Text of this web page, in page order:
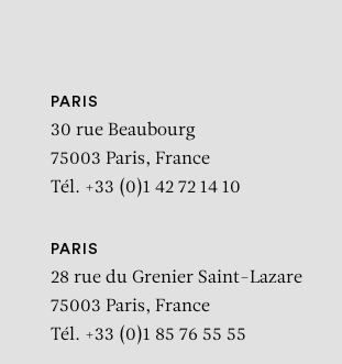
PARIS
30 rue Beaubourg
75003 Paris, France
Tél. +33 (0)1 42 72 14 10
PARIS
28 rue du Grenier Saint-Lazare
75003 Paris, France
Tél. +33 (0)1 85 76 55 55